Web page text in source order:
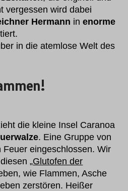
vergessen wird dabei
Hermann inenorme
in die atemlose Welt des
die kleine Insel Caranoa
. Eine Gruppe von
Feuer eingeschlossen. Wir
„Glutofen der
wie Flammen, Asche
zerstören. Heißer